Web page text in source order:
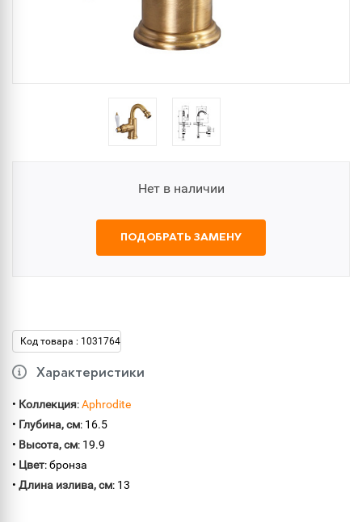
Нет в наличии
ПОДОБРАТЬ ЗАМЕНУ
Код товара : 1031764
Характеристики
• Коллекция:Aphrodite
• Глубина, см: 16.5
• Высота, см: 19.9
• Цвет: бронза
• Длина излива, см: 13